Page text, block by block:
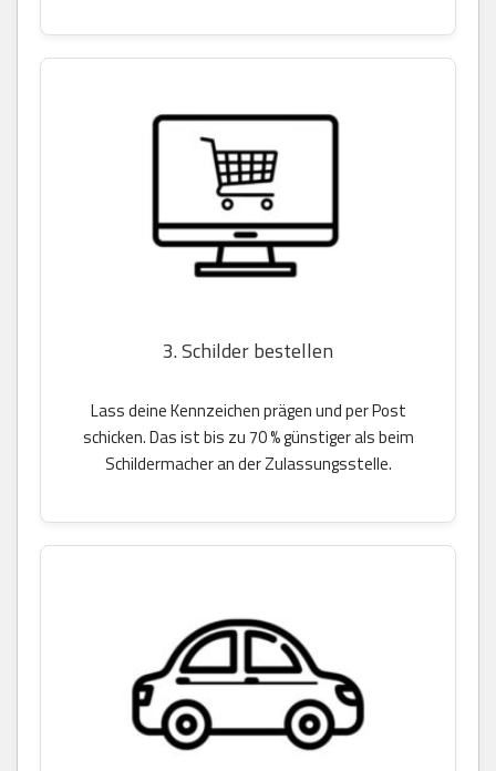
3. Schilder bestellen
Lass deine Kennzeichen prägen und per Post
schicken. Das ist bis zu 70 % günstiger als beim
Schildermacher an der Zulassungsstelle.